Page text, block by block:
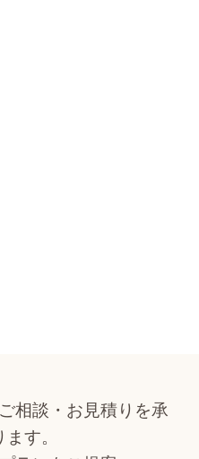
相談・お見積りを承
す。